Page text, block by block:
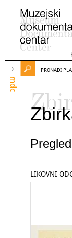
mdc
PRONAĐI
LIKOVNI